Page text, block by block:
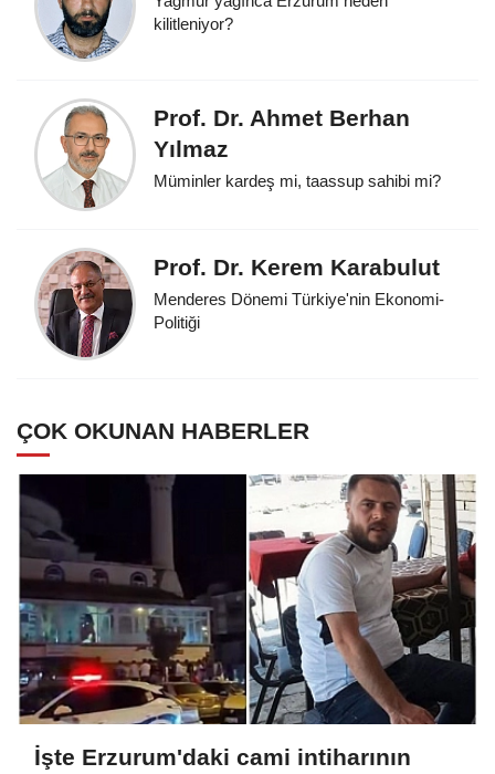
kilitleniyor?
Prof. Dr. Ahmet Berhan
Yılmaz
Müminler kardeş mi, taassup sahibi mi?
Prof. Dr. Kerem Karabulut
Menderes Dönemi Türkiye'nin Ekonomi-
Politiği
ÇOK OKUNAN HABERLER
İşte Erzurum'daki cami intiharının